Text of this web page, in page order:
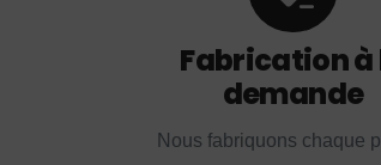
Fabrication à
demande
Nous fabriquons chaque